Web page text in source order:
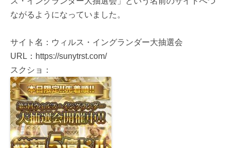
ながるようになっていました。
サイト名：ウィルス・イングランダー大抽選会
URL：https://sunytrst.com/
スクショ：